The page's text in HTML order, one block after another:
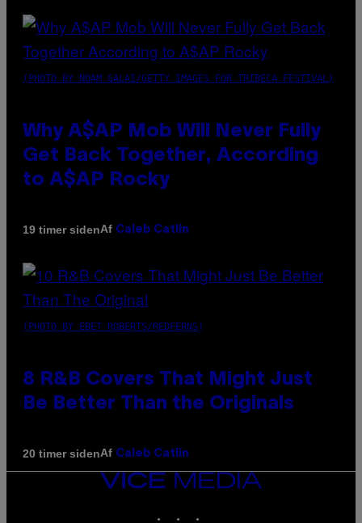
(PHOTO BY NOAM GALAI/GETTY IMAGES FOR TRIBECA FESTIVAL)
Why A$AP Mob Will Never Fully
Get Back Together, According
to A$AP Rocky
19 timer sidenAf Caleb Catlin
(PHOTO BY EBET ROBERTS/REDFERNS)
8 R&B Covers That Might Just
Be Better Than the Originals
20 timer sidenAf Caleb Catlin
VICE